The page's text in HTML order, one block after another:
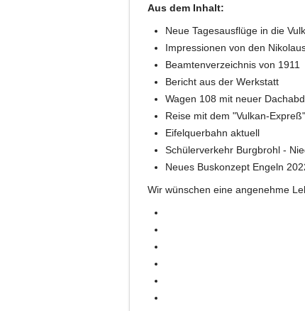
Aus dem Inhalt:
Neue Tagesausflüge in die
Impressionen von den
Beamtenverzeichnis von 1911
Bericht aus der Werkstatt
Wagen 108 mit neuer
Reise mit dem "Vulkan-
Eifelquerbahn aktuell
Schülerverkehr Burgbrohl -
Neues Buskonzept Engeln
Wir wünschen eine angenehme